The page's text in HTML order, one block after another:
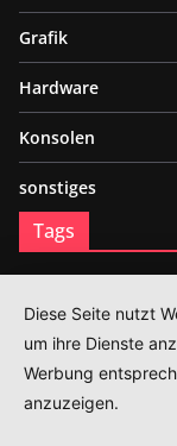
Grafik
Hardware
Konsolen
sonstiges
Tags
Playstation SSD
Datenschutz
Diese Seite nutzt
um ihre Dienste
Werbung
anzuzeigen.